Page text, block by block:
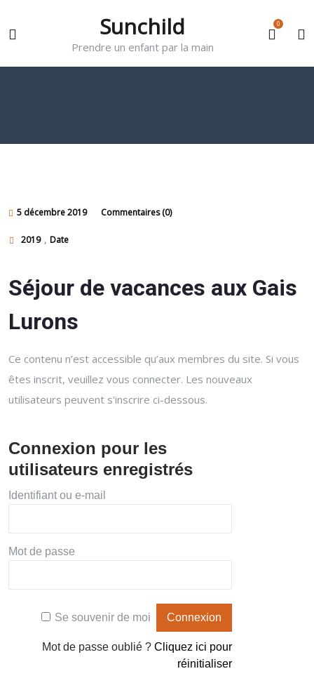
Sunchild
Prendre un enfant par la main
0
5 décembre 2019 Commentaires (0)
2019 , Date
Séjour de vacances aux Gais
Lurons
Ce contenu n’est accessible qu’aux membres du site. Si vous
êtes inscrit, veuillez vous connecter. Les nouveaux
utilisateurs peuvent s'inscrire ci-dessous.
Connexion pour les
utilisateurs enregistrés
Identifiant ou e-mail
Mot de passe
Se souvenir de moi
Mot de passe oublié ? Cliquez ici pour
réinitialiser